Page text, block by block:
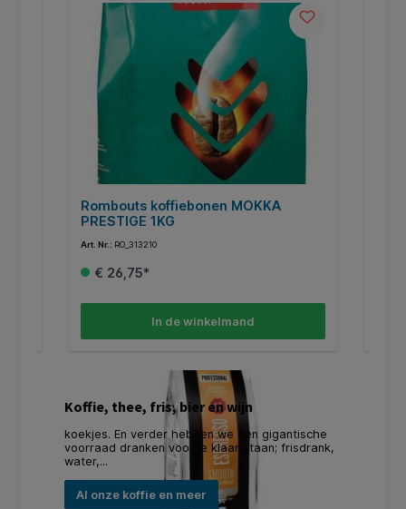
Rombouts koffiebonen MOKKA
PRESTIGE 1KG
Art. Nr.: RO_313210
€ 26,75*
In de winkelmand
Koffie, thee, fris, bier en wijn
koekjes. En verder hebben we een gigantische
voorraad dranken voor je klaar staan; frisdrank,
water,...
Al onze koffie en meer